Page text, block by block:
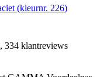
(kleurnr. 226)
334 klantreviews